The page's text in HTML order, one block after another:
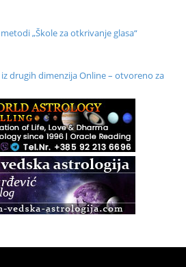
„Škole za otkrivanje glasa“
iz drugih dimenzija Online – otvoreno za
tečaj, Zagreb i Online
stres